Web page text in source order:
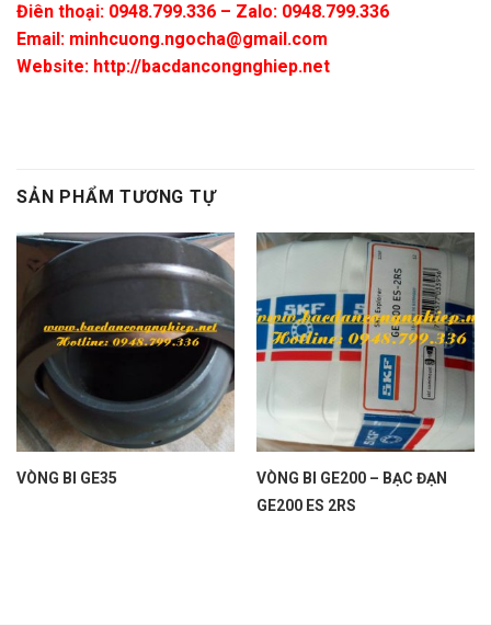
Điên thoại: 0948.799.336 – Zalo: 0948.799.336
Email: minhcuong.ngocha@gmail.com
Website: http://bacdancongnghiep.net
SẢN PHẨM TƯƠNG TỰ
VÒNG BI GE35
VÒNG BI GE200 – BẠC ĐẠN
GE200 ES 2RS